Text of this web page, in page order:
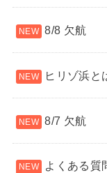
8/8 欠航
ヒリゾ浜と
8/7 欠航
よくある質